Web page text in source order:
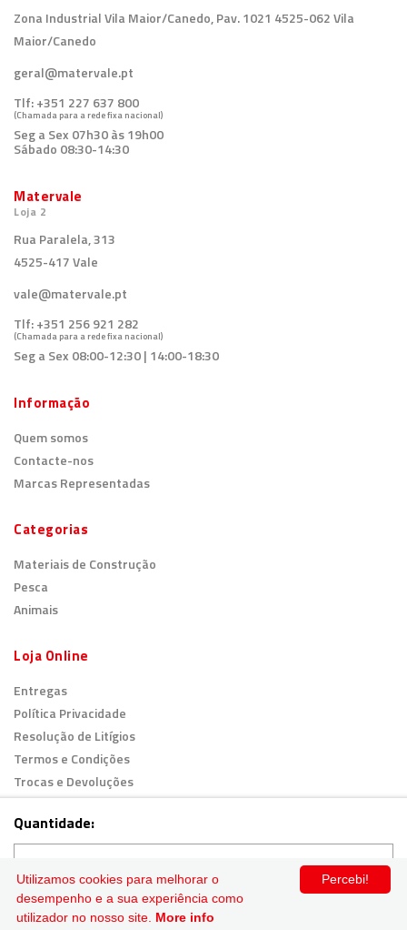
Quantidade:
ADICIONAR AO CARRINHO
Zona Industrial Vila Maior/Canedo, Pav. 1021 4525-062 Vila
Maior/Canedo
geral@matervale.pt
Tlf:+351 227 637 800
(Chamada para a rede fixa nacional)
Seg a Sex 07h30 às 19h00
Sábado 08:30-14:30
Matervale
Loja 2
Rua Paralela, 313
4525-417 Vale
vale@matervale.pt
Tlf:+351 256 921 282
(Chamada para a rede fixa nacional)
Seg a Sex 08:00-12:30 | 14:00-18:30
Informação
Quem somos
Contacte-nos
Marcas Representadas
Categorias
Materiais de Construção
Pesca
Animais
Loja Online
Entregas
Política Privacidade
Resolução de Litígios
Termos e Condições
Trocas e Devoluções
Livro de Reclamações
© 2026
Pagamento Seguro
Percebi!
Utilizamos cookies para melhorar o
desempenho e a sua experiência como
utilizador no nosso site. More info